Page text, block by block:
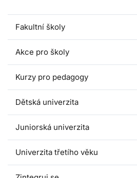
Fakultní školy
Akce pro školy
Kurzy pro pedagogy
Dětská univerzita
Juniorská univerzita
Univerzita třetího věku